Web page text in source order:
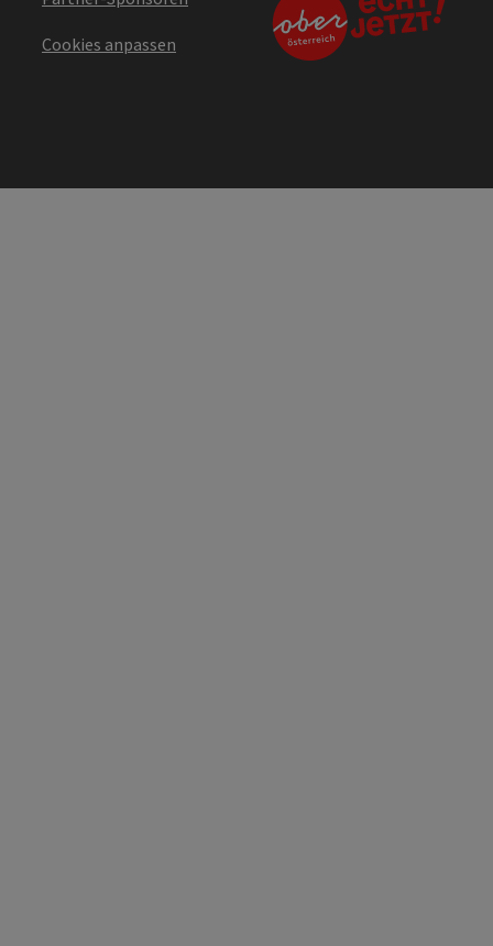
Cookies anpassen